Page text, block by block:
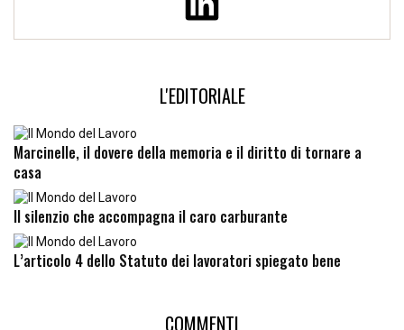
L'EDITORIALE
Marcinelle, il dovere della memoria e il diritto di tornare a
casa
Il silenzio che accompagna il caro carburante
L’articolo 4 dello Statuto dei lavoratori spiegato bene
COMMENTI